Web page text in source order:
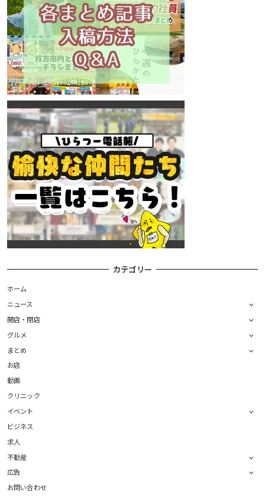
カテゴリー
ホーム
ニュース
開店・閉店
グルメ
まとめ
お店
動画
クリニック
イベント
ビジネス
求人
不動産
広告
お問い合わせ